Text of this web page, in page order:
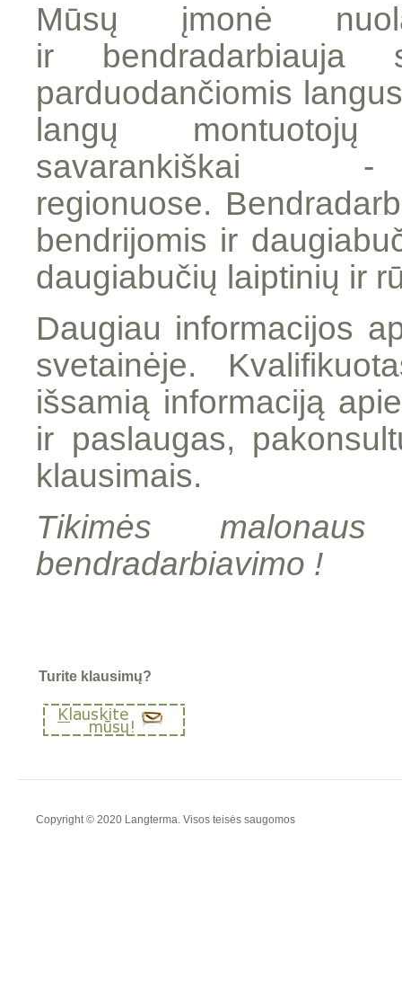
Mūsų įmonė
ir
parduodančiomis
langų montuotojų
savarankiškai
regionuose.
bendrijomis ir
daugiabučių laiptinių ir
Daugiau informacijos
svetainėje.
išsamią informaciją
ir paslaugas,
klausimais.
Tikimės
bendradarbiavimo !
Turite klausimų?
Copyright © 2020 Langterma. Visos teisės saugomos